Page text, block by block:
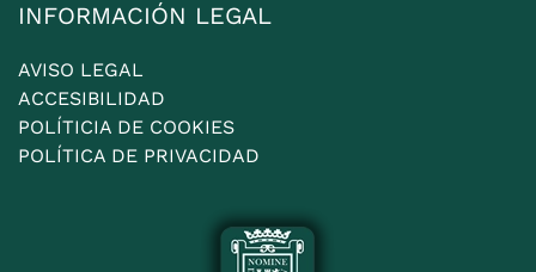
INFORMACIÓN LEGAL
AVISO LEGAL
ACCESIBILIDAD
POLÍTICIA DE COOKIES
POLÍTICA DE PRIVACIDAD